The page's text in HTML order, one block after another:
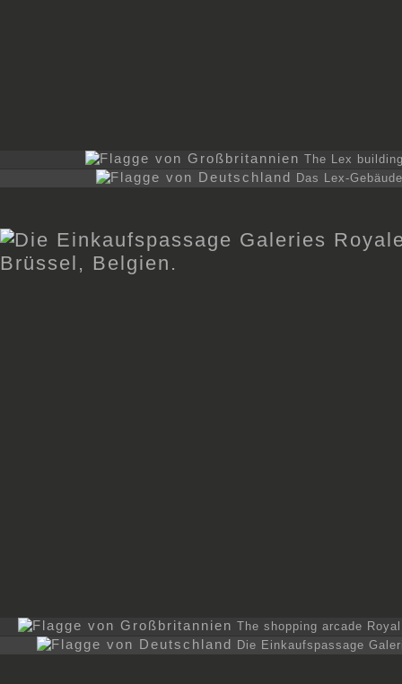
The Lex
Das Lex-
The shopping arcade
Die Einkaufspassage